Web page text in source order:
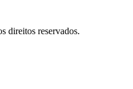
direitos reservados.